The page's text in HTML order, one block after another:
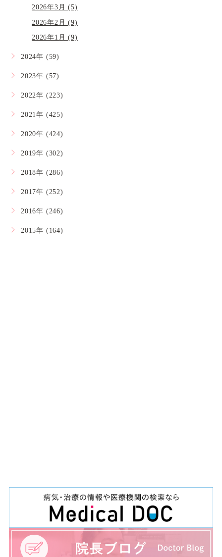
2026年3月 (5)
2026年2月 (9)
2026年1月 (9)
2024年 (59)
2023年 (57)
2022年 (223)
2021年 (425)
2020年 (424)
2019年 (302)
2018年 (286)
2017年 (252)
2016年 (246)
2015年 (164)